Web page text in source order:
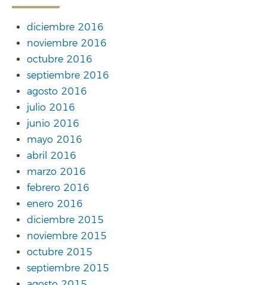
diciembre 2016
noviembre 2016
octubre 2016
septiembre 2016
agosto 2016
julio 2016
junio 2016
mayo 2016
abril 2016
marzo 2016
febrero 2016
enero 2016
diciembre 2015
noviembre 2015
octubre 2015
septiembre 2015